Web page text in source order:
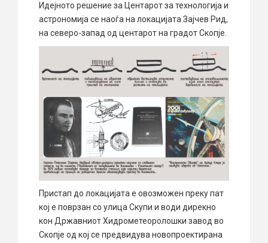
Идејното решение за Центарот за технологија и
астрономија се наоѓа на локацијата Зајчев Рид,
на северо-запад од центарот на градот Скопје.
Пристап до локацијата е овозможен преку пат
кој е поврзан со улица Скупи и води дирекно
кон Државниот Хидрометеоролошки завод во
Скопје од кој се предвидува новопроектирана